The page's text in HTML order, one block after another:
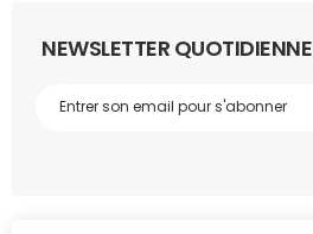
NEWSLETTER QUOTIDIENNE